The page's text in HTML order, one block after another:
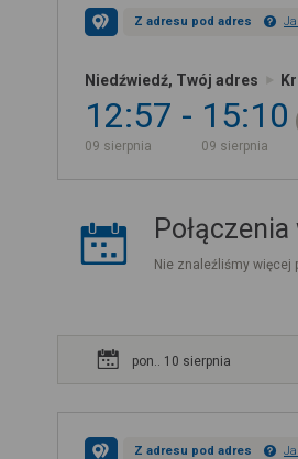
Z adresu pod adres
Niedźwiedź, Twój adres
12:57
09 sierpnia
15:10
09 sierpnia
Nie znaleźliśmy więcej
pon.. 10 sierpnia
Z adresu pod adres